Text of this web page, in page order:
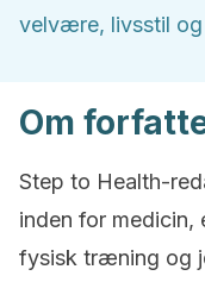
velvære, livsstil og
Om
Step to Health-
inden for
fysisk træning og